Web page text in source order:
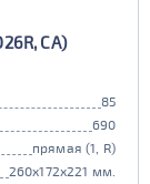
CA)
85
690
прямая (1, R)
260x172x221 мм.